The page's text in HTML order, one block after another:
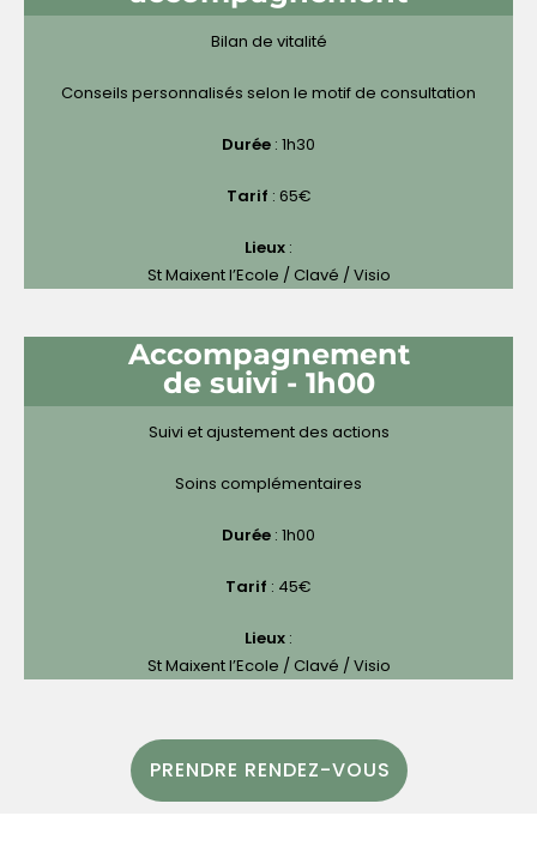
Bilan de vitalité
Conseils personnalisés selon le motif de consultation
Durée : 1h30
Tarif : 65€
Lieux :
St Maixent l’Ecole / Clavé / Visio
Accompagnement
de suivi - 1h00
Suivi et ajustement des actions
Soins complémentaires
Durée : 1h00
Tarif : 45€
Lieux :
St Maixent l’Ecole / Clavé / Visio
PRENDRE RENDEZ-VOUS